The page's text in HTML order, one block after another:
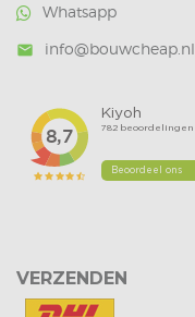
Whatsapp
mail info@bouwcheap.nl
VERZENDEN